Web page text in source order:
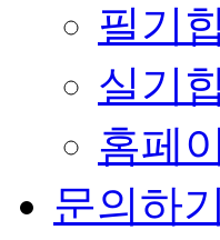
필기
실기
홈페
문의하기